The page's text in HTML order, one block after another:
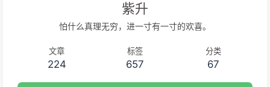
紫升
怕什么真理无穷，进一寸有一寸的欢喜。
文章
224
标签
657
分类
67